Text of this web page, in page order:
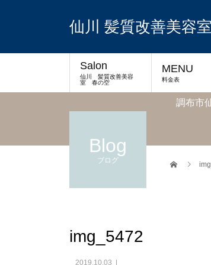
仙川 髪質改善美容
Salon
仙川 髪質改善美容
室 春の空
MENU
料金表
Blog
ブログ
調布市
img_5472
2019.10.03